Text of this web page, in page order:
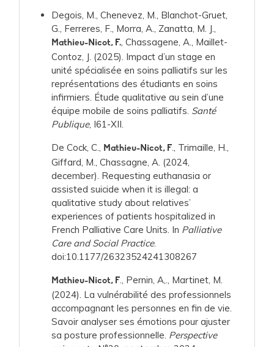
Degois, M., Chenevez, M., Blanchot-Gruet,
G., Ferreres, F., Morra, A., Zanatta, M. J.,
Mathieu-Nicot, F., Chassagene, A., Maillet-
Contoz, J. (2025). Impact d’un stage en
unité spécialisée en soins palliatifs sur les
représentations des étudiants en soins
infirmiers. Étude qualitative au sein d’une
équipe mobile de soins palliatifs. Santé
Publique, I61-XII.
De Cock, C., Mathieu-Nicot, F., Trimaille, H.,
Giffard, M., Chassagne, A. (2024,
december). Requesting euthanasia or
assisted suicide when it is illegal: a
qualitative study about relatives’
experiences of patients hospitalized in
French Palliative Care Units. In Palliative
Care and Social Practice.
doi:10.1177/26323524241308267
Mathieu-Nicot, F., Pernin, A,., Martinet, M.
(2024). La vulnérabilité des professionnels
accompagnant les personnes en fin de vie.
Savoir analyser ses émotions pour ajuster
sa posture professionnelle. Perspective